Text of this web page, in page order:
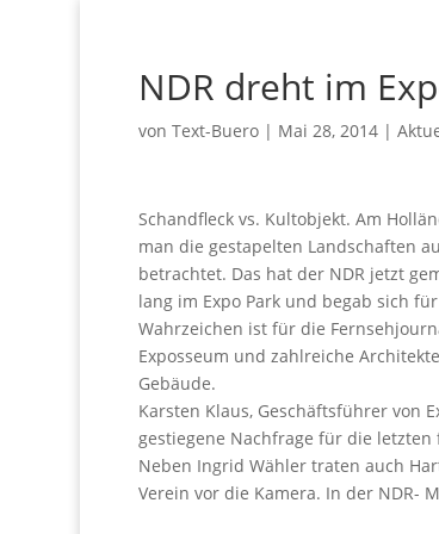
NDR dreht im
vonText-Buero | Mai 28, 2014 |
Schandfleck vs. Kultobjekt. Am
man die gestapelten Landschaften
betrachtet. Das hat der NDR jetzt
lang im Expo Park und begab sich
Wahrzeichen ist für die
Exposseum und zahlreiche
Gebäude.
Karsten Klaus, Geschäftsführer von
gestiegene Nachfrage für die
Neben Ingrid Wähler traten auch
Verein vor die Kamera. In der NDR-